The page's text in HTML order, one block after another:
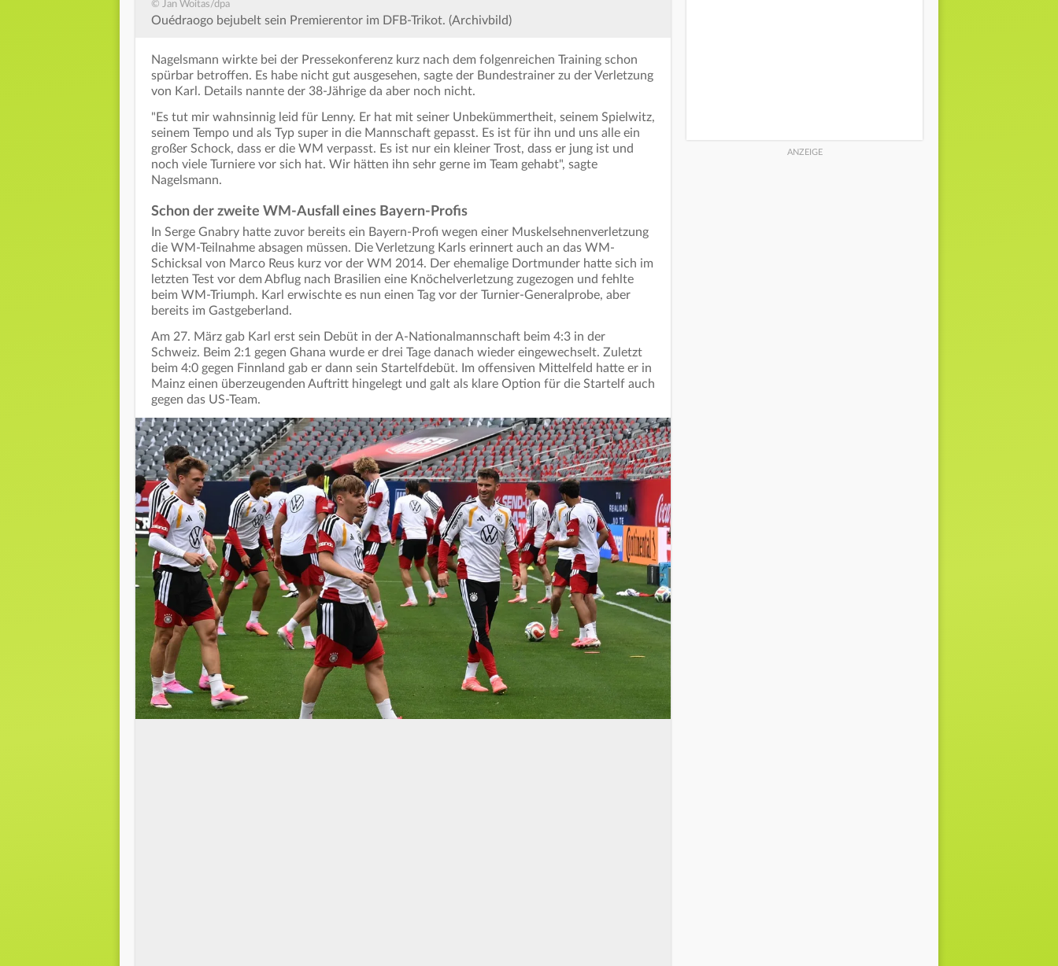
© Jan Woitas/dpa
Ouédraogo bejubelt sein Premierentor im DFB-Trikot. (Archivbild)
Nagelsmann wirkte bei der Pressekonferenz kurz nach dem folgenreichen Training schon
spürbar betroffen. Es habe nicht gut ausgesehen, sagte der Bundestrainer zu der Verletzung
von Karl. Details nannte der 38-Jährige da aber noch nicht.
"Es tut mir wahnsinnig leid für Lenny. Er hat mit seiner Unbekümmertheit, seinem Spielwitz,
seinem Tempo und als Typ super in die Mannschaft gepasst. Es ist für ihn und uns alle ein
großer Schock, dass er die WM verpasst. Es ist nur ein kleiner Trost, dass er jung ist und
noch viele Turniere vor sich hat. Wir hätten ihn sehr gerne im Team gehabt", sagte
Nagelsmann.
Schon der zweite WM-Ausfall eines Bayern-Profis
In Serge Gnabry hatte zuvor bereits ein Bayern-Profi wegen einer Muskelsehnenverletzung
die WM-Teilnahme absagen müssen. Die Verletzung Karls erinnert auch an das WM-
Schicksal von Marco Reus kurz vor der WM 2014. Der ehemalige Dortmunder hatte sich im
letzten Test vor dem Abflug nach Brasilien eine Knöchelverletzung zugezogen und fehlte
beim WM-Triumph. Karl erwischte es nun einen Tag vor der Turnier-Generalprobe, aber
bereits im Gastgeberland.
Am 27. März gab Karl erst sein Debüt in der A-Nationalmannschaft beim 4:3 in der
Schweiz. Beim 2:1 gegen Ghana wurde er drei Tage danach wieder eingewechselt. Zuletzt
beim 4:0 gegen Finnland gab er dann sein Startelfdebüt. Im offensiven Mittelfeld hatte er in
Mainz einen überzeugenden Auftritt hingelegt und galt als klare Option für die Startelf auch
gegen das US-Team.